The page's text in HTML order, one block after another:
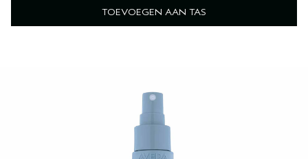
TOEVOEGEN AAN TAS